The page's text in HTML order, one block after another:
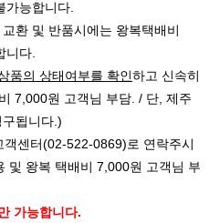
가능합니다.
환 및 반품시에는 왕복택배비
니다.
품의 상태여부를 확인하고 신속히
7,000원 고객님 부담. / 단, 제주
됩니다.)
센터(02-522-0869)로 연락주시
및 왕복 택배비 7,000원 고객님 부
가능합니다.